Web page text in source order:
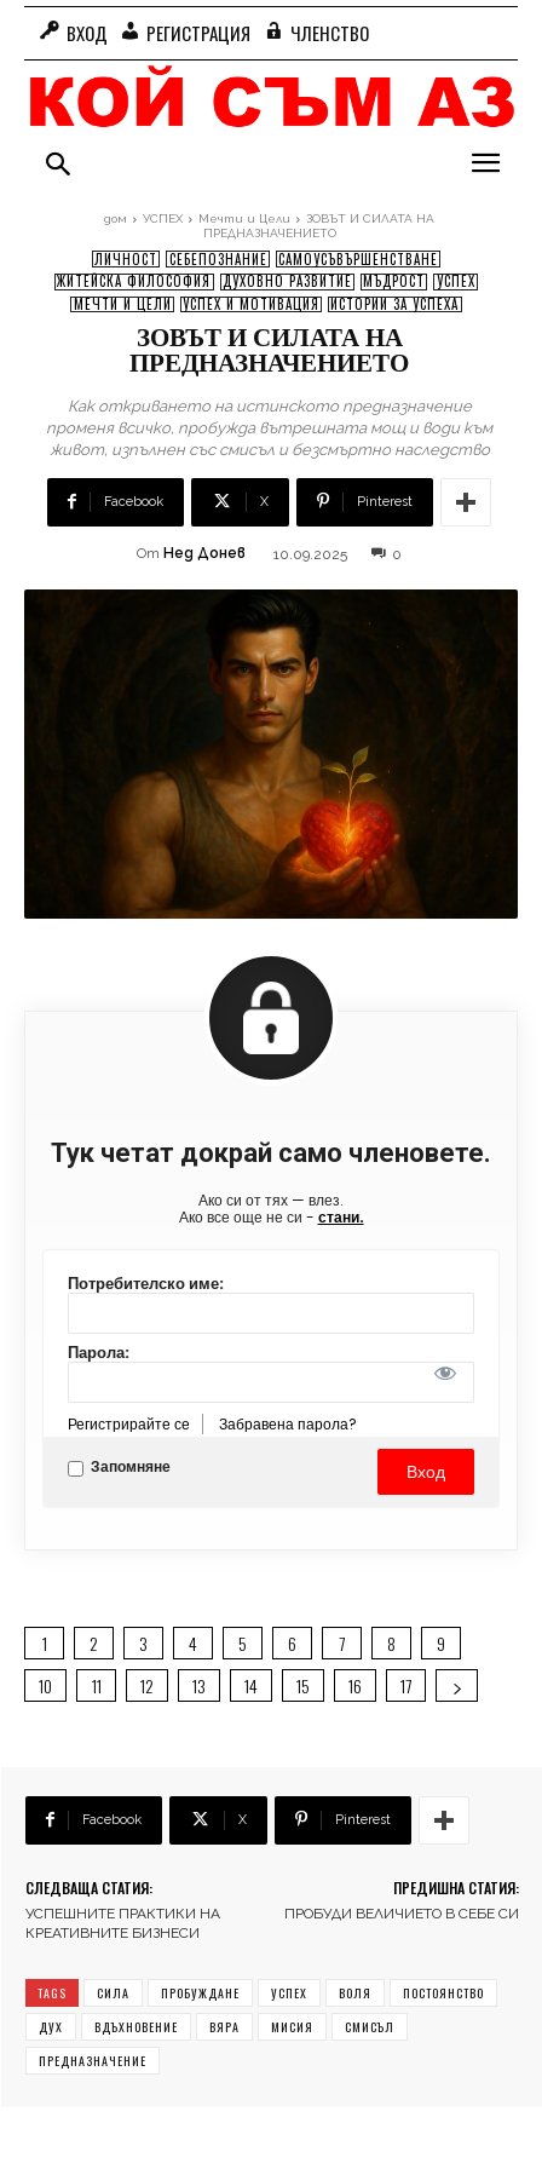
ВХОД РЕГИСТРАЦИЯ ЧЛЕНСТВО
дом УСПЕХ Мечти и Цели
ЗОВЪТ И СИЛАТА НА
ПРЕДНАЗНАЧЕНИЕТО
ЛИЧНОСТ СЕБЕПОЗНАНИЕ
САМОУСЪВЪРШЕНСТВАНЕ
ЖИТЕЙСКА ФИЛОСОФИЯ ДУХОВНО РАЗВИТИЕ МЪДРОСТ УСПЕХ
МЕЧТИ И ЦЕЛИ УСПЕХ И МОТИВАЦИЯ ИСТОРИИ ЗА УСПЕХА
ЗОВЪТ И СИЛАТА НА
ПРЕДНАЗНАЧЕНИЕТО
Как откриването на истинското предназначение
променя всичко, пробужда вътрешната мощ и води към
живот, изпълнен със смисъл и безсмъртно наследство
Facebook X Pinterest
От Нед Донев 10.09.2025 0
Тук четат докрай само членовете.
Ако си от тях — влез.
Ако все още не си - стани.
Потребителско име:
Парола:
Регистрирайте се Забравена парола?
Запомняне
1 2 3 4 5 6 7 8
9
10
11 12 13 14 15 16 17
Facebook X Pinterest
СЛЕДВАЩА СТАТИЯ:
УСПЕШНИТЕ ПРАКТИКИ НА
КРЕАТИВНИТЕ БИЗНЕСИ
ПРЕДИШНА СТАТИЯ:
ПРОБУДИ ВЕЛИЧИЕТО В СЕБЕ СИ
TAGS СИЛА ПРОБУЖДАНЕ УСПЕХ ВОЛЯ
ПОСТОЯНСТВО
ДУХ
ВДЪХНОВЕНИЕ ВЯРА МИСИЯ
СМИСЪЛ
ПРЕДНАЗНАЧЕНИЕ